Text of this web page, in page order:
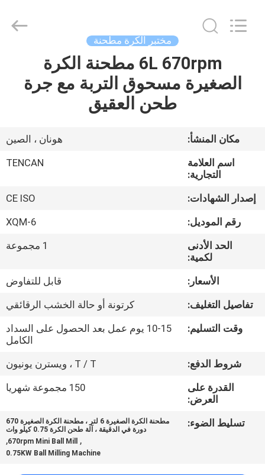
معلومات
جولة
مراقبة
الجودة
Technology
مختبر الكرة مطحنة
6L 670rpm مطحنة الكرة
الصغيرة مسحوق التربة مع جرة
طحن العقيق
مكان المنشأ:
هونان ، الصين
اسم العلامة
التجارية:
TENCAN
إصدار الشهادات:
CE ISO
رقم الموديل:
XQM-6
الحد الأدنى
لكمية:
1 مجموعة
الأسعار:
قابل للتفاوض
تفاصيل التغليف:
كرتونة أو حالة الخشب الرقائقي
وقت التسليم:
10-15 يوم عمل بعد الحصول على السداد
الكامل
شروط الدفع:
T / T ، ويسترن يونيون
القدرة على
العرض:
150 مجموعة شهريا
تسليط الضوء:
مطحنة الكرة الصغيرة 6 لتر ، مطحنة الكرة الصغيرة 670
دورة في الدقيقة ، آلة طحن الكرة 0.75 كيلو وات
,
670rpm Mini Ball Mill
,
0.75KW Ball Milling Machine